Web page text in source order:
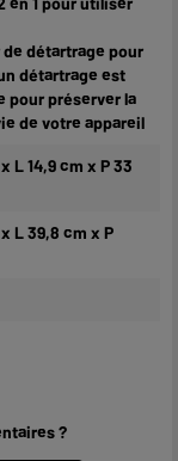
détartrage pour
détartrage est
pour préserver la
de votre appareil
L 14,9 cm x P 33
L 39,8 cm x P
?